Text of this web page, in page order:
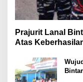
Prajurit Lanal
Atas